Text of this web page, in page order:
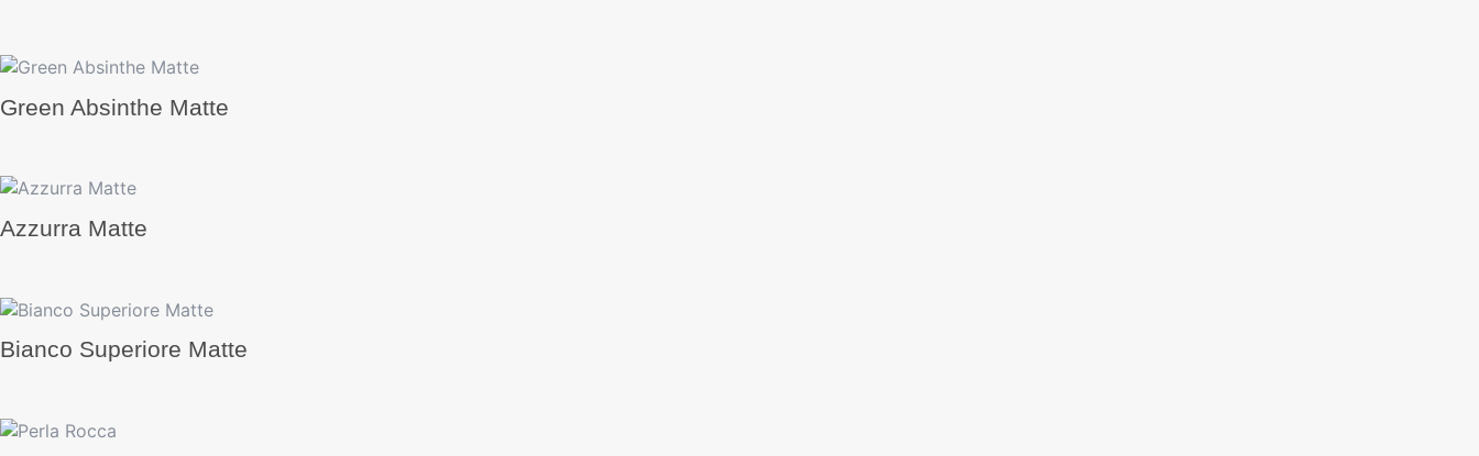
Green Absinthe Matte
Azzurra Matte
Bianco Superiore Matte